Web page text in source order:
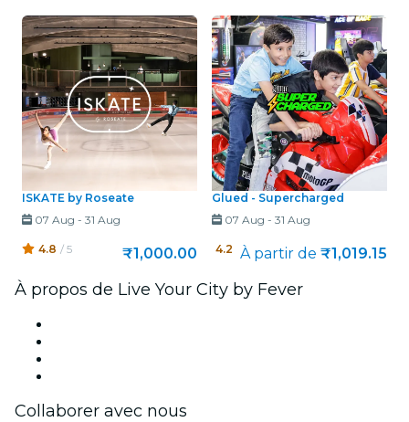
ISKATE by Roseate
07 Aug - 31 Aug
4.8 / 5 ₹1,000.00
Glued - Supercharged
07 Aug - 31 Aug
4.2 / 5
À partir de ₹1,019.15
À propos de Live Your City by Fever
Collaborer avec nous